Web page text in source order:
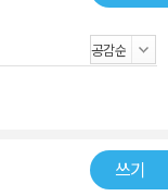
쓰기